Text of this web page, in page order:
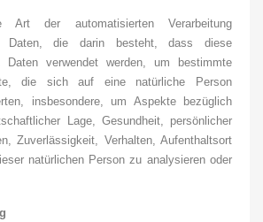
der automatisierten Verarbeitung
Daten, die darin besteht, dass diese
Daten verwendet werden, um bestimmte
die sich auf eine natürliche Person
insbesondere, um Aspekte bezüglich
Lage, Gesundheit, persönlicher
Zuverlässigkeit, Verhalten, Aufenthaltsort
natürlichen Person zu analysieren oder